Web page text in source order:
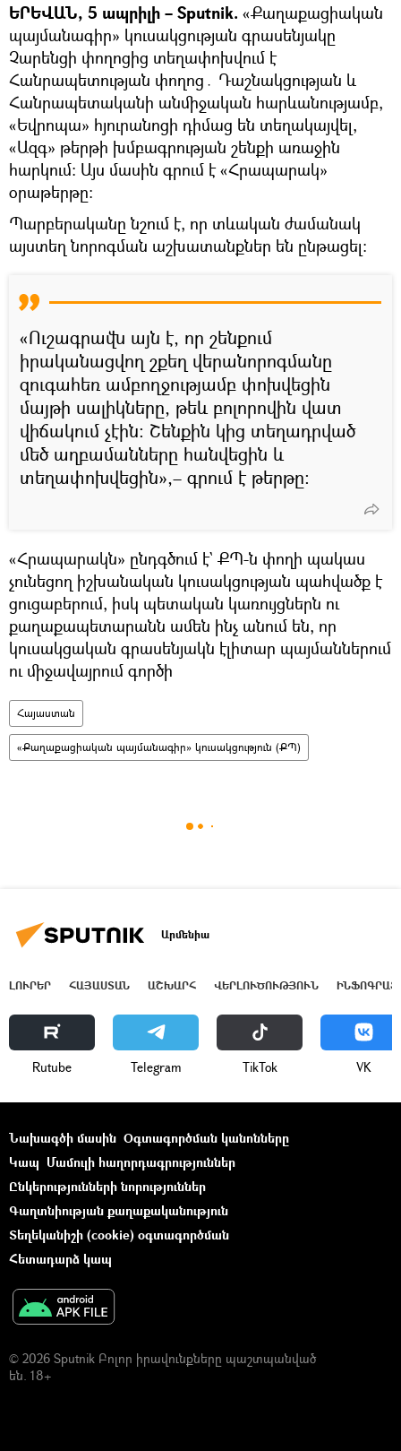
ԵՐԵՎԱՆ, 5 ապրիլի – Sputnik. «Քաղաքացիական
պայմանագիր» կուսակցության գրասենյակը
Չարենցի փողոցից տեղափոխվում է
Հանրապետության փողոց․ Դաշնակցության և
Հանրապետականի անմիջական հարևանությամբ,
«Եվրոպա» հյուրանոցի դիմաց են տեղակայվել,
«Ազգ» թերթի խմբագրության շենքի առաջին
հարկում: Այս մասին գրում է «Հրապարակ»
օրաթերթը։
Պարբերականը նշում է, որ տևական ժամանակ
այստեղ նորոգման աշխատանքներ են ընթացել:
«Ուշագրավն այն է, որ շենքում
իրականացվող շքեղ վերանորոգմանը
զուգահեռ ամբողջությամբ փոխվեցին
մայթի սալիկները, թեև բոլորովին վատ
վիճակում չէին: Շենքին կից տեղադրված
մեծ աղբամանները հանվեցին և
տեղափոխվեցին»,– գրում է թերթը:
«Հրապարակն» ընդգծում է` ՔՊ-ն փողի պակաս
չունեցող իշխանական կուսակցության պահվածք է
ցուցաբերում, իսկ պետական կառույցներն ու
քաղաքապետարանն ամեն ինչ անում են, որ
կուսակցական գրասենյակն էլիտար պայմաններում
ու միջավայրում գործի
Հայաստան
«Քաղաքացիական պայմանագիր» կուսակցություն (ՔՊ)
Արմենիա
ԼՈՒՐԵՐ ՀԱՅԱՍՏԱՆ ԱՇԽԱՐՀ ՎԵՐԼՈՒԾՈՒԹՅՈՒՆ
Rutube Telegram ТikТоk VK
Նախագծի մասին Օգտագործման կանոնները
Կապ Մամուլի հաղորդագրություններ
Ընկերությունների նորություններ
Գաղտնիության քաղաքականություն
Տեղեկանիշի (cookie) օգտագործման
Հետադարձ կապ
© 2026 Sputnik Բոլոր իրավունքները պաշտպանված
են. 18+